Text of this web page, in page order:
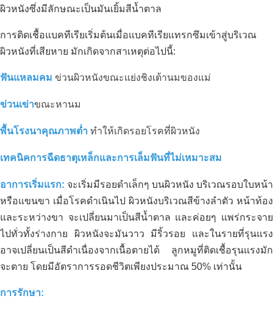
ผิวหนังซึ่งมีลักษณะเป็นมันเยิ้มสีน้ำตาล
การติดเชื้อแบคทีเรียเริ่มต้นเมื่อแบคทีเรียแทรกซึมเข้าสู่บริเวณ
ผิวหนังที่เสียหาย มักเกิดจากสาเหตุต่อไปนี้:
ฟันแหลมคม ข่วนผิวหนังขณะแย่งชิงเต้านมของแม่
ข่วนเข่าขณะหานม
พื้นโรงนาคุณภาพต่ำ ทำให้เกิดรอยโรคที่ผิวหนัง
เทคนิคการฉีดธาตุเหล็กและการเล็มฟันที่ไม่เหมาะสม
อาการเริ่มแรก: จะเริ่มมีรอยดำเล็กๆ บนผิวหนัง บริเวณรอบใบหน้า
หรือแขนขา เมื่อโรคดำเนินไป ผิวหนังบริเวณสีข้างลำตัว หน้าท้อง
และระหว่างขา จะเปลี่ยนมาเป็นสีน้ำตาล และค่อยๆ แพร่กระจาย
ไปทั่วทั้งร่างกาย ผิวหนังจะมันวาว มีริ้วรอย และในรายที่รุนแรง
อาจเปลี่ยนเป็นสีดำเนื่องจากเนื้อตายได้ ลูกหมูที่ติดเชื้อรุนแรงมัก
จะตาย โดยมีอัตราการรอดชีวิตเพียงประมาณ 50% เท่านั้น
การรักษา: